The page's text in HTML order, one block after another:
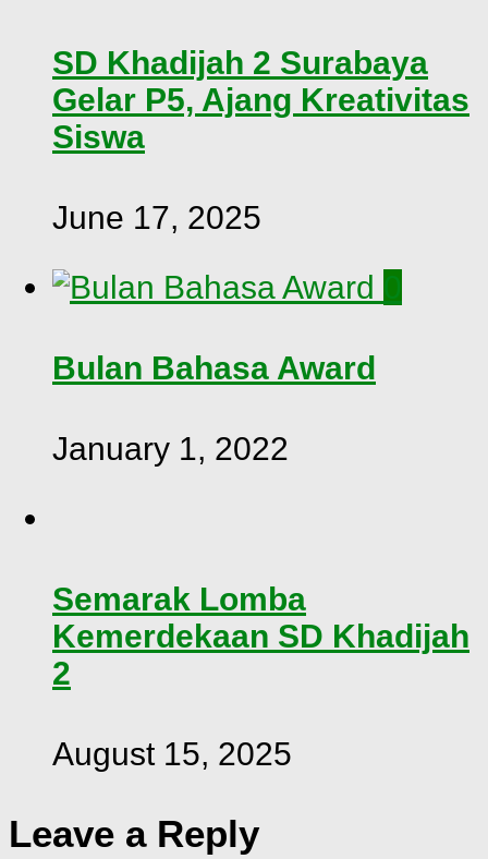
SD Khadijah 2 Surabaya
Gelar P5, Ajang Kreativitas
Siswa
June 17, 2025
Bulan Bahasa Award
January 1, 2022
Semarak Lomba
Kemerdekaan SD Khadijah
2
August 15, 2025
Leave a Reply